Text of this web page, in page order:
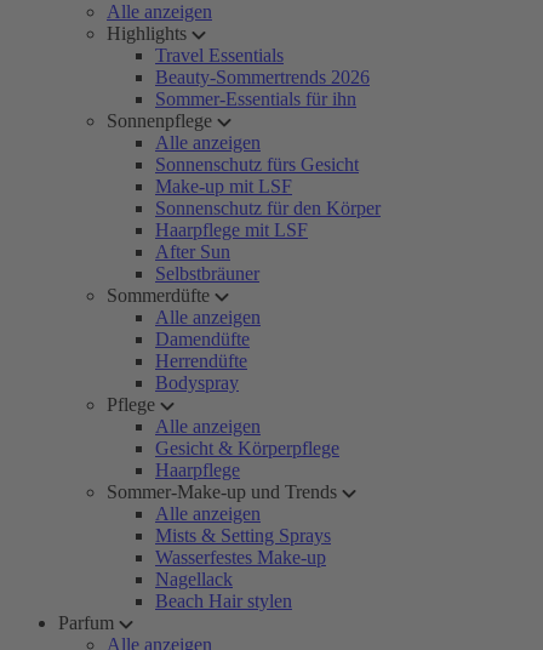
Alle anzeigen
Highlights
Travel Essentials
Beauty-Sommertrends 2026
Sommer-Essentials für ihn
Sonnenpflege
Alle anzeigen
Sonnenschutz fürs Gesicht
Make-up mit LSF
Sonnenschutz für den Körper
Haarpflege mit LSF
After Sun
Selbstbräuner
Sommerdüfte
Alle anzeigen
Damendüfte
Herrendüfte
Bodyspray
Pflege
Alle anzeigen
Gesicht & Körperpflege
Haarpflege
Sommer-Make-up und Trends
Alle anzeigen
Mists & Setting Sprays
Wasserfestes Make-up
Nagellack
Beach Hair stylen
Parfum
Alle anzeigen